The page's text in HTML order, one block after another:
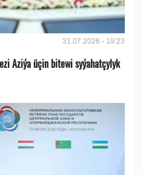
31.07.2026 - 19:23
Aziýa üçin bitewi syýahatçylyk